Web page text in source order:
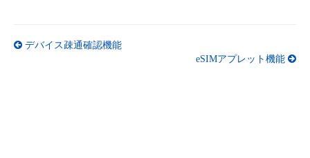
デバイス疎通確認機能
eSIMアプレット機能